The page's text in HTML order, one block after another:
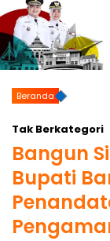
Beranda
Tak Berkategori
Bangun
Bupati